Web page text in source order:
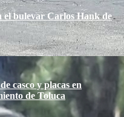
el bulevar Carlos Hank de
casco y placas en
de Toluca